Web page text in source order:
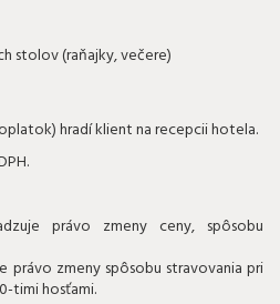
stolov (raňajky, večere)
hradí klient na recepcii hotela.
právo zmeny ceny, spôsobu
právo zmeny spôsobu stravovania pri
timi hosťami.